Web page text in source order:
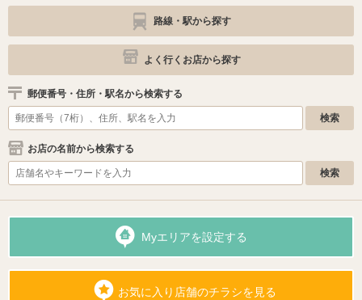
路線・駅から探す
よく行くお店から探す
郵便番号・住所・駅名から検索する
お店の名前から検索する
Myエリアを設定する
お気に入り店舗のチラシを見る